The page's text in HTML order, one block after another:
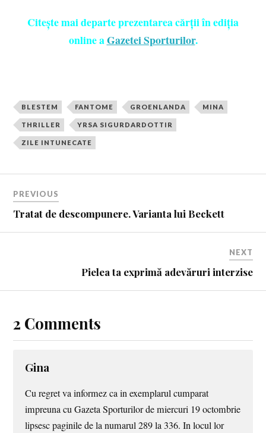
Citește mai departe prezentarea cărții în ediția
online aGazetei Sporturilor.
BLESTEM FANTOME GROENLANDA MINA
THRILLER YRSA SIGURDARDOTTIR
ZILE INTUNECATE
PREVIOUS
Tratat de descompunere. Varianta lui Beckett
NEXT
Pielea ta exprimă adevăruri interzise
2 Comments
Gina
Cu regret va informez ca in exemplarul cumparat
impreuna cu Gazeta Sporturilor de miercuri 19 octombrie
lipsesc paginile de la numarul 289 la 336. In locul lor